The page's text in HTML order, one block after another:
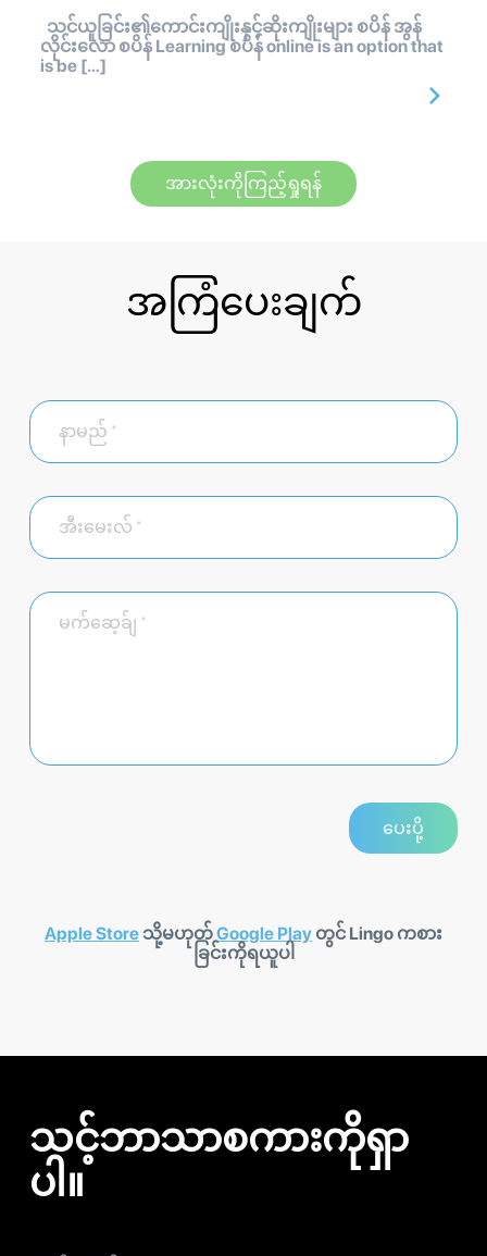
သင်ယူခြင်း၏ကောင်းကျိုးနှင့်ဆိုးကျိုးများ စပိန် အွန်
လိုင်းလော စပိန် Learning စပိန် online is an option that
is be […]
အားလုံးကိုကြည့်ရှုရန်
အကြံပေးချက်
Apple Store သို့မဟုတ်Google Play တွင် Lingo ကစား
ခြင်းကိုရယူပါ
သင့်ဘာသာစကားကိုရှာ
ပါ။